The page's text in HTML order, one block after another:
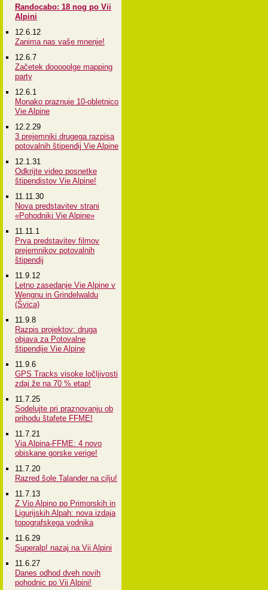
Randocabo: 18 nog po Vii
Alpini
12.6.12
Zanima nas vaše mnenje!
12.6.7
Začetek dooooolge mapping
party
12.6.1
Monako praznuje 10-obletnico
Vie Alpine
12.2.29
3 prejemniki drugega razpisa
potovalnih štipendij Vie Alpine
12.1.31
Odkrijte video posnetke
štipendistov Vie Alpine!
11.11.30
Nova predstavitev strani
«Pohodniki Vie Alpine»
11.11.1
Prva predstavitev filmov
prejemnikov potovalnih
štipendij
11.9.12
Letno zasedanje Vie Alpine v
Wengnu in Grindelwaldu
(Švica)
11.9.8
Razpis projektov: druga
objava za Potovalne
štipendije Vie Alpine
11.9.6
GPS Tracks visoke ločljivosti
zdaj že na 70 % etap!
11.7.25
Sodelujte pri praznovanju ob
prihodu štafete FFME!
11.7.21
Via Alpina-FFME: 4 novo
obiskane gorske verige!
11.7.20
Razred šole Talander na cilju!
11.7.13
Z Vio Alpino po Primorskih in
Ligurijskih Alpah: nova izdaja
topografskega vodnika
11.6.29
Superalp! nazaj na Vii Alpini
11.6.27
Danes odhod dveh novih
pohodnic po Vii Alpini!